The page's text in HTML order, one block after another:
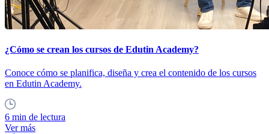
¿Cómo se crean los cursos de Edutin Academy?
Conoce cómo se planifica, diseña y crea el contenido de los cursos
en Edutin Academy.
6 min de lectura
Ver más